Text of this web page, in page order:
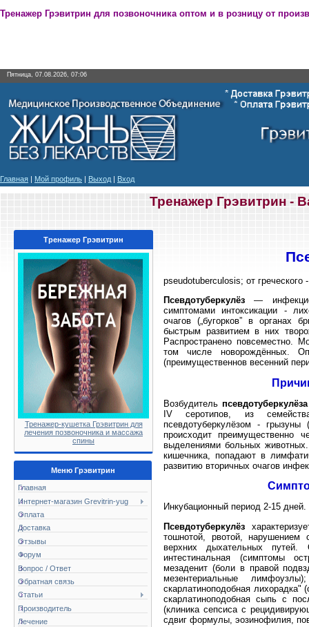
Тренажер Грэвитрин для позвоночника оптом и в розницу от
Пятница, 07.08.2026, 07:06
Главная | Мой профиль | Выход | Вход
Тренажер Грэвитрин -
Тренажер Грэвитрин
Тренажер-кушетка Грэвитрин для
лечения позвоночника и массажа
спины
Меню Грэвитрин
Главная
Интернет-магазин Grevitrin-yug
Оплата
Доставка
Отзывы
Форум
Вопрос / Ответ
Обратная связь
Статьи
Производитель
Лечение
pseudotuberculosis; от греческого
Псевдотуберкулёз —
симптомами интоксикации -
очагов („бугорков” в органах
быстрым развитием в них
Распространено повсеместно.
том числе новорождённых.
(преимущественнов весенний
Возбудитель псевдотуберкулёза
IV серотипов, из
псевдотуберкулёзом -
происходит преимущественно
выделениями больных
кишечника, попадают в
развитию вторичных очагов
Инкубационный период 2-15 дней.
Псевдотуберкулёз
тошнотой, рвотой, нарушением
верхних дыхательных путей.
интестинальная (симптомы
мезаденит (боли в правой
мезентериальные
скарлатиноподобная лихорадка"
скарлатиноподобная сыпь с
(клиника сепсиса с
сдвиг формулы, эозинофилия,